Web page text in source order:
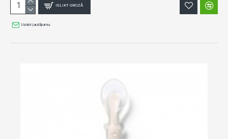
IELIKT GROZĀ
Uzdot jautājumu